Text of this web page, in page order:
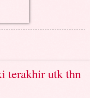
terakhir utk thn